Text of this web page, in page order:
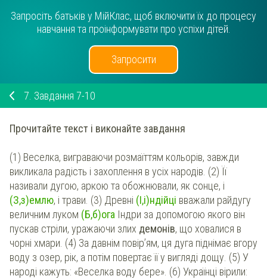
Запросіть батьків у МійКлас, щоб включити їх до процесу
навчання та проінформувати про успіхи дітей.
Запросити
7. Завдання 7-10
Прочитайте текст і виконайте завдання
(1) Веселка, виграваючи розмаїттям кольорів, завжди
викликала радість і захоплення в усіх народів. (2) Її
називали дугою, аркою та обожнювали, як сонце, і
(З,з)емлю, і трави. (3) Древні (І,і)ндійці вважали райдугу
величним луком (Б,б)ога Індри за допомогою якого він
пускав стріли, уражаючи злих демонів, що ховалися в
чорні хмари. (4) За давнім повір’ям, ця дуга піднімає вгору
воду з озер, рік, а потім повертає її у вигляді дощу. (5) У
народі кажуть: «Веселка воду бере». (6) Українці вірили: